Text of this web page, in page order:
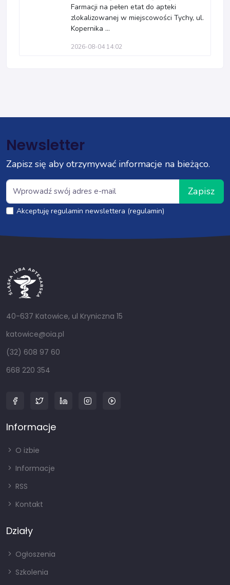
Farmacji na pełen etat do apteki
zlokalizowanej w miejscowości Tychy, ul.
Kopernika ...
2026-08-04 14:02
Newsletter
Zapisz się aby otrzymywać informacje na bieżąco.
Zapisz
Akceptuję regulamin newslettera (regulamin)
40-637 Katowice, ul Kryniczna 15
katowice@oia.pl
(32) 608 97 60
668 220 354
Informacje
O izbie
Informacje
RSS
Kontakt
Działy
Ogłoszenia
Szkolenia